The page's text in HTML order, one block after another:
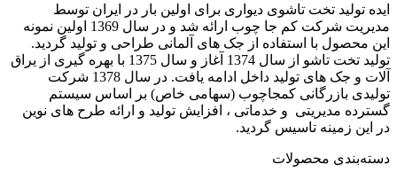
ایده تولید تخت تاشوی دیواری برای اولین بار در ایران توسط
مدیریت شرکت کم جا چوب ارائه شد و در سال 1369 اولین نمونه
این محصول با استفاده از جک های آلمانی طراحی و تولید گردید.
تولید تخت تاشو از سال 1374 آغاز و سال 1375 با بهره گیری از یراق
آلات و جک های تولید داخل ادامه یافت. در سال 1378 شرکت
تولیدی بازرگانی کمجاچوب (سهامی خاص) بر اساس سیستم
گسترده مدیریتی و خدماتی ، افزایش تولید و ارائه طرح های نوین
در این زمینه تاسیس گردید.
دسته‌بندی محصولات